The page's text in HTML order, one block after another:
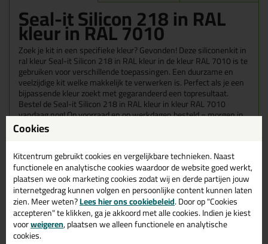
Seal-it Silicon 218 in RAL
kleur in RAL 7010
Zoek je kit in een specifieke kleur? Gevonden! Deze siliconenkit in
ral kleur Seal-it Silicon 218 in RAL kleur in de kleur RAL 7010 is te
gebruiken voor verschillende toepassingen. Een duurzame en
veelzijdige kit welke makkelijk te verwerken is. Perfect als je een
bijpassende kleur zoekt met gegarandeerd een topresultaat.
Bestel de Seal-it Silicon 218 in RAL kleur in kleur RAL 7010
vandaag nog! Op voorraad en op werkdagen besteld = morgen in
huis.
product?Lees alles over dit product >
Tips & tricks voor Seal-it Silicon 218
in RAL kleur
In de volgende blogs wordt dit product gebruikt:
Welke kit heb ik nodig voor mijn badkamer?
Cookies
Kitcentrum gebruikt cookies en vergelijkbare technieken. Naast
functionele en analytische cookies waardoor de website goed werkt,
plaatsen we ook marketing cookies zodat wij en derde partijen jouw
internetgedrag kunnen volgen en persoonlijke content kunnen laten
zien. Meer weten?Lees hier ons cookiebeleid. Door op "Cookies
accepteren" te klikken, ga je akkoord met alle cookies. Indien je kiest
voorweigeren, plaatsen we alleen functionele en analytische
cookies.